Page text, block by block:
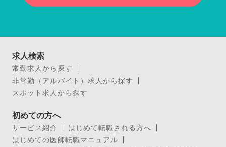
求人検索
常勤求人から探す
非常勤（アルバイト）求人から探す
スポット求人から探す
初めての方へ
サービス紹介
はじめて転職される方へ
はじめての医師転職マニュアル